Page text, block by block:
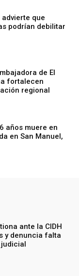
advierte que
podrían debilitar
de El
fortalecen
regional
años muere en
en San Manuel,
ante la CIDH
y denuncia falta